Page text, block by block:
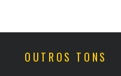
OUTROS TONS